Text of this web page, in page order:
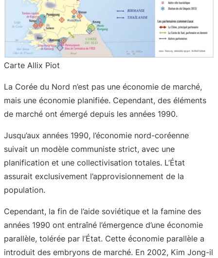
Carte Allix Piot
La Corée du Nord n’est pas une économie de marché,
mais une économie planifiée. Cependant, des éléments
de marché ont émergé depuis les années 1990.
Jusqu’aux années 1990, l’économie nord-coréenne
suivait un modèle communiste strict, avec une
planification et une collectivisation totales. L’État
assurait exclusivement l’approvisionnement de la
population.
Cependant, la fin de l’aide soviétique et la famine des
années 1990 ont entraîné l’émergence d’une économie
parallèle, tolérée par l’État. Cette économie parallèle a
introduit des embryons de marché. En 2002, Kim Jong-il